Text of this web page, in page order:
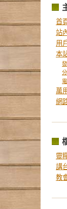
首
站
用
本
萬
網
靈
講
教